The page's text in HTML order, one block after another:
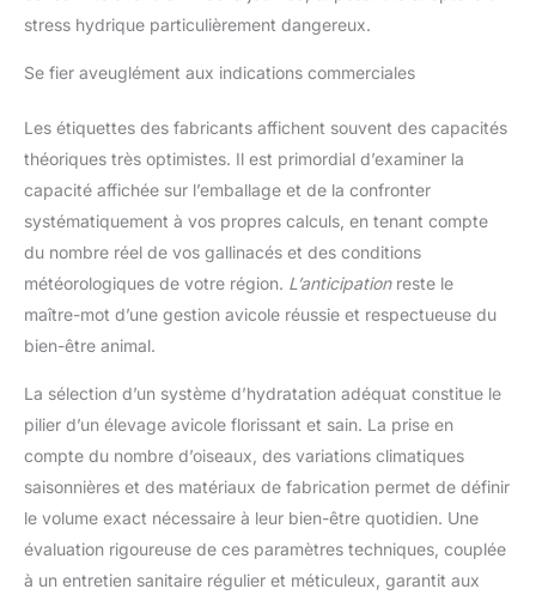
stress hydrique particulièrement dangereux.
Se fier aveuglément aux indications commerciales
Les étiquettes des fabricants affichent souvent des capacités
théoriques très optimistes. Il est primordial d’examiner la
capacité affichée sur l’emballage et de la confronter
systématiquement à vos propres calculs, en tenant compte
du nombre réel de vos gallinacés et des conditions
météorologiques de votre région. L’anticipationreste le
maître-mot d’une gestion avicole réussie et respectueuse du
bien-être animal.
La sélection d’un système d’hydratation adéquat constitue le
pilier d’un élevage avicole florissant et sain. La prise en
compte du nombre d’oiseaux, des variations climatiques
saisonnières et des matériaux de fabrication permet de définir
le volume exact nécessaire à leur bien-être quotidien. Une
évaluation rigoureuse de ces paramètres techniques, couplée
à un entretien sanitaire régulier et méticuleux, garantit aux